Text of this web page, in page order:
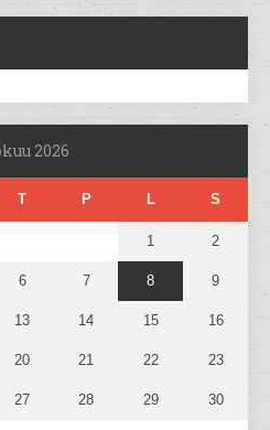
2026
T P L S
1 2
6 7 8 9
13 14 15 16
20 21 22 23
27 28 29 30